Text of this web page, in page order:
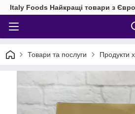
Italy Foods Найкращі товари з
Товари та послуги Продукти